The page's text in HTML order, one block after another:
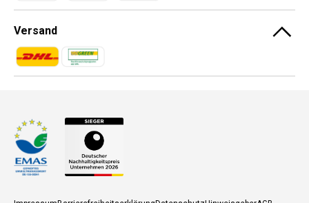
Versand
Zahlungsmethoden
Zahlungsmethoden